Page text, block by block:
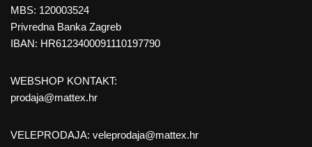
MBS: 120003524
Privredna Banka Zagreb
IBAN: HR6123400091110197790
WEBSHOP KONTAKT:
prodaja@mattex.hr
VELEPRODAJA: veleprodaja@mattex.hr